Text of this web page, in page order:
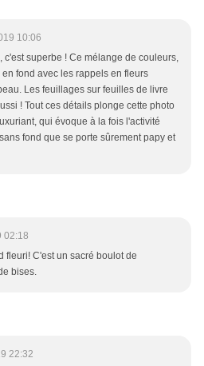
10:06
c'est superbe ! Ce mélange de couleurs,
fond avec les rappels en fleurs
Les feuillages sur feuilles de livre
! Tout ces détails plonge cette photo
qui évoque à la fois l'activité
fond que se porte sûrement papy et
02:18
fleuri! C'est un sacré boulot de
bises.
22:32